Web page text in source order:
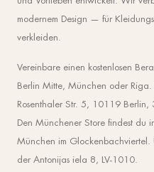
modernem Design — für
verkleiden.
Vereinbare einen kostenlosen
Berlin Mitte, München oder
Rosenthaler Str. 5, 10119 Berlin,
Den Münchener Store findest du
München im Glockenbachviertel.
der Antonijas iela 8, LV-1010.